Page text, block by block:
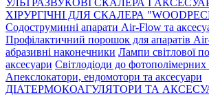
УЛЬТРАЗВУКОВІ СКАЛЕРА І
ХІРУРГІЧНІ ДЛЯ СКАЛЕРА
Содоструминні апарати Air-Flow та
Профілактичний порошок для апаратів
абразивні наконечники Лампи світлової
аксесуари Світлодіоди до
Апекслокатори, ендомотори та аксесуари
ДІАТЕРМОКОАГУЛЯТОРИ ТА